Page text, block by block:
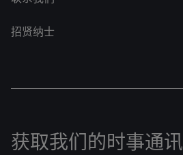
招贤纳士
获取我们的时事通讯